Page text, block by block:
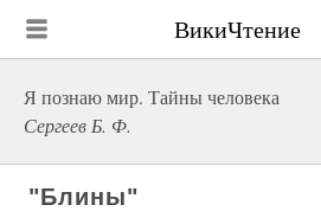
ВикиЧтение
Я познаю мир. Тайны человека
Сергеев Б. Ф.
"Блины"